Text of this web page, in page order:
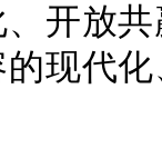
开放
现代